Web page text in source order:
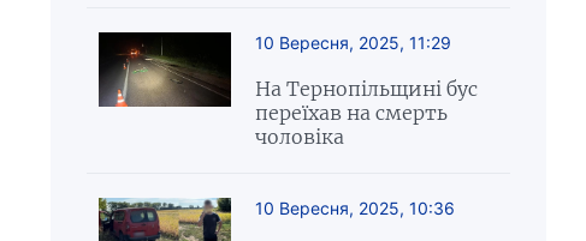
10 Вересня, 2025, 11:29
На Тернопільщині бус
переїхав на смерть
чоловіка
10 Вересня, 2025, 10:36